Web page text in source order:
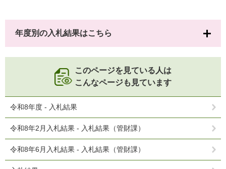
年度別の入札結果はこちら
このページを見ている人は
こんなページも見ています
令和8年度 - 入札結果
令和8年2月入札結果 - 入札結果（管財課）
令和8年6月入札結果 - 入札結果（管財課）